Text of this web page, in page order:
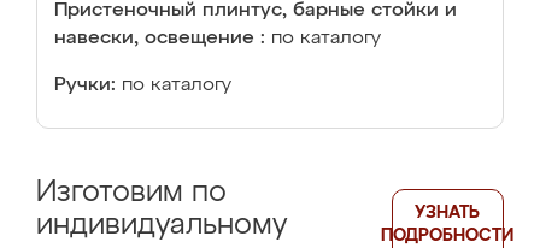
Пристеночный плинтус, барные стойки и
навески, освещение : по каталогу
Ручки: по каталогу
Изготовим по
индивидуальному
УЗНАТЬ
ПОДРОБНОСТИ